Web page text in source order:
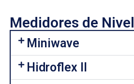
Medidores de Nivel
Miniwave
Hidroflex II